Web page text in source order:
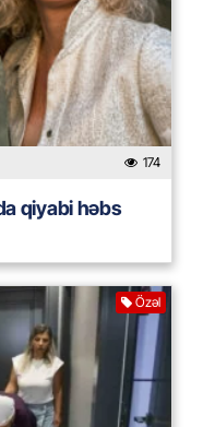
174
qiyabi həbs
Özəl